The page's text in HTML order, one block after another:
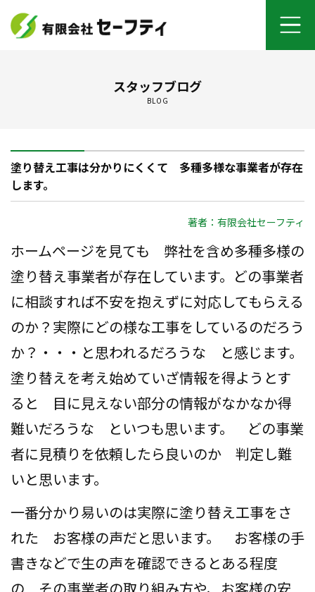
セーフティについて
ご契約までの流れ
お客さまの声
会社案内
お問い合わせ
お知らせ
スタッフブログ
スタッフブログ
BLOG
塗り替え工事は分かりにくくて 多種多様な事業者が存在
します。
著者：有限会社セーフティ
ホームページを見ても 弊社を含め多種多様の
塗り替え事業者が存在しています。どの事業者
に相談すれば不安を抱えずに対応してもらえる
のか？実際にどの様な工事をしているのだろう
か？・・・と思われるだろうな と感じます。
塗り替えを考え始めていざ情報を得ようとす
ると 目に見えない部分の情報がなかなか得
難いだろうな といつも思います。 どの事業
者に見積りを依頼したら良いのか 判定し難
いと思います。
一番分かり易いのは実際に塗り替え工事をさ
れた お客様の声だと思います。 お客様の手
書きなどで生の声を確認できるとある程度